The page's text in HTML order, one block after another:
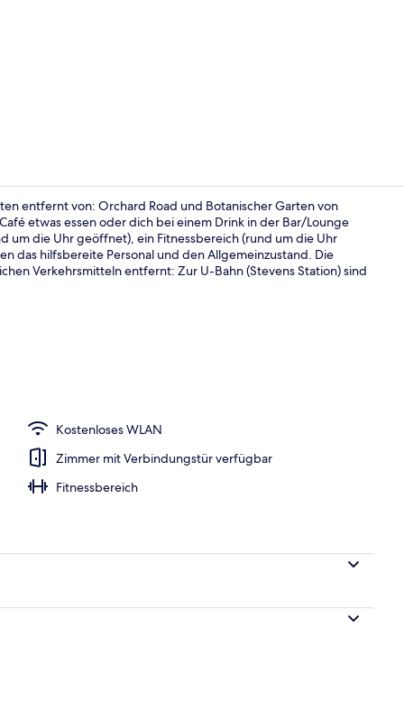
entfernt von: Orchard Road und Botanischer Garten von
etwas essen oder dich bei einem Drink in der Bar/Lounge
um die Uhr geöffnet), ein Fitnessbereich (rund um die Uhr
das hilfsbereite Personal und den Allgemeinzustand. Die
Verkehrsmitteln entfernt: Zur U-Bahn (Stevens Station) sind
Kostenloses WLAN
Zimmer mit Verbindungstür verfügbar
Fitnessbereich